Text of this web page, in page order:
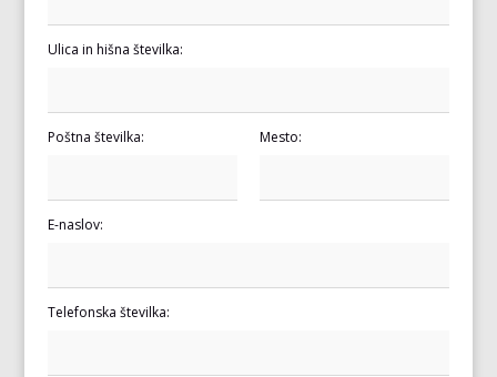
Ulica in hišna številka:
Poštna številka: Mesto:
E-naslov:
Telefonska številka: